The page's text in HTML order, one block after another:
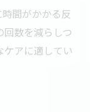
間がかかる反
数を減らしつ
アに適してい